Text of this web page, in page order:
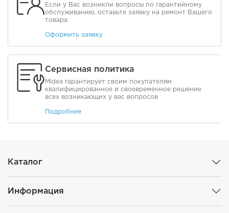
Если у Вас возникли вопросы по гарантийному
обслуживанию, оставьте заявку на ремонт Вашего
товара
Оформить заявку
Сервисная политика
Midea гарантирует своим покупателям
квалифицированное и своевременное решение
всех возникающих у вас вопросов
Подробнее
Каталог
Информация